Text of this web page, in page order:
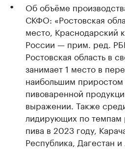
Об объёме
СКФО: «Ростовская
место, Краснодарский
России — прим. ред.
Ростовская область в
занимает 1 место в
наибольшим приростом
пивоваренной
выражении. Также
лидирующих по темпам
пива в 2023 году,
Республика, Дагестан и